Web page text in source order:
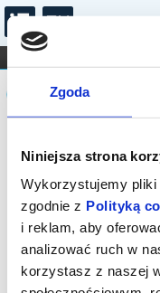
Zgoda
Niniejsza strona
Wykorzystujemy pliki
zgodnie z Polityką
i reklam, aby
analizować ruch w
korzystasz z naszej
FILHARMONIA
DLA DZIECI
Komunikat
Sprzedaż on-
sprawdź